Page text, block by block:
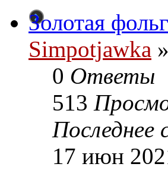
Золотая
Simpotjawka »
0 Ответы
513
Последнее
17 июн